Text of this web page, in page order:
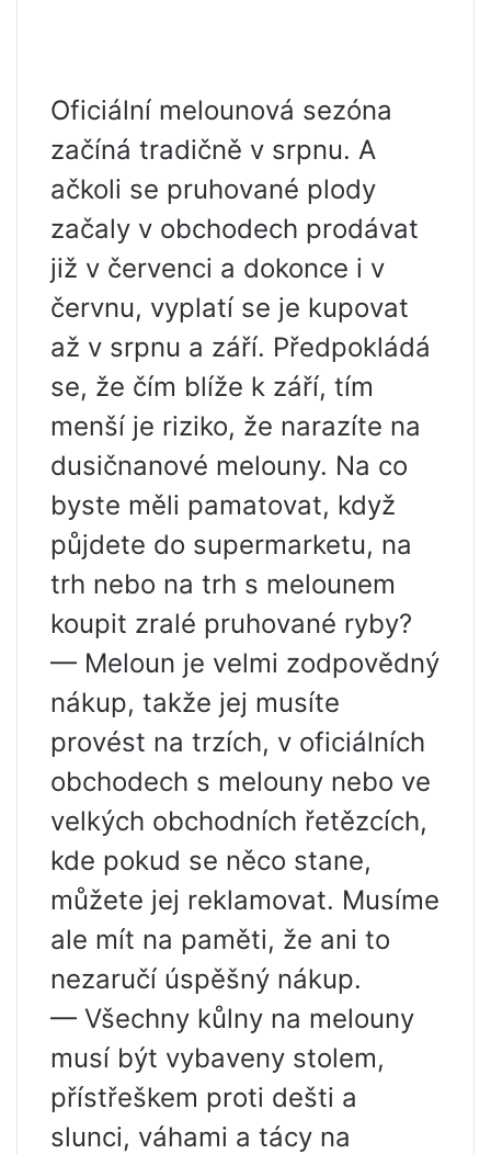
Oficiální melounová sezóna
začíná tradičně v srpnu. A
ačkoli se pruhované plody
začaly v obchodech prodávat
již v červenci a dokonce i v
červnu, vyplatí se je kupovat
až v srpnu a září. Předpokládá
se, že čím blíže k září, tím
menší je riziko, že narazíte na
dusičnanové melouny. Na co
byste měli pamatovat, když
půjdete do supermarketu, na
trh nebo na trh s melounem
koupit zralé pruhované ryby?
— Meloun je velmi zodpovědný
nákup, takže jej musíte
provést na trzích, v oficiálních
obchodech s melouny nebo ve
velkých obchodních řetězcích,
kde pokud se něco stane,
můžete jej reklamovat. Musíme
ale mít na paměti, že ani to
nezaručí úspěšný nákup.
— Všechny kůlny na melouny
musí být vybaveny stolem,
přístřeškem proti dešti a
slunci, váhami a tácy na